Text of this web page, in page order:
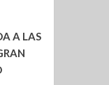
A LAS